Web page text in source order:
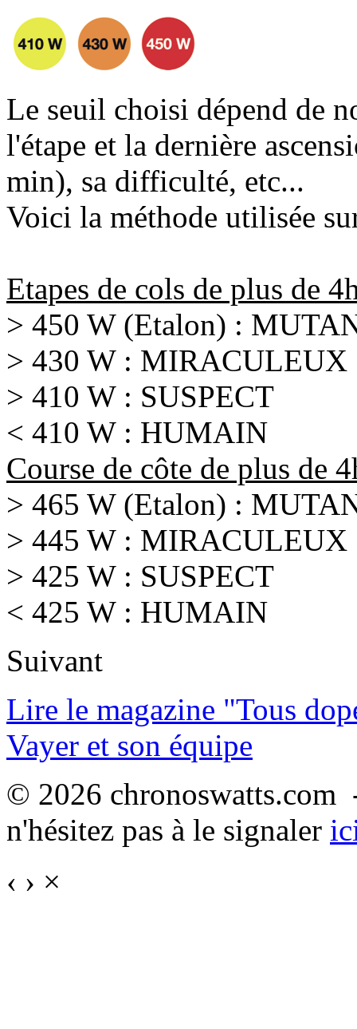
Le seuil choisi dépend de
l'étape et la dernière
min), sa difficulté, etc...
Voici la méthode utilisée
Etapes de cols de plus de
> 450 W (Etalon) :
> 430 W : MIRACULEUX
> 410 W : SUSPECT
< 410 W : HUMAIN
Course de côte de plus de
> 465 W (Etalon) :
> 445 W : MIRACULEUX
> 425 W : SUSPECT
< 425 W : HUMAIN
Suivant
Lire le magazine "Tous
Vayer et son équipe
© 2026
n'hésitez pas à le signaler
‹ › ×